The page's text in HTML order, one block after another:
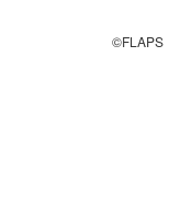
©FLAPS